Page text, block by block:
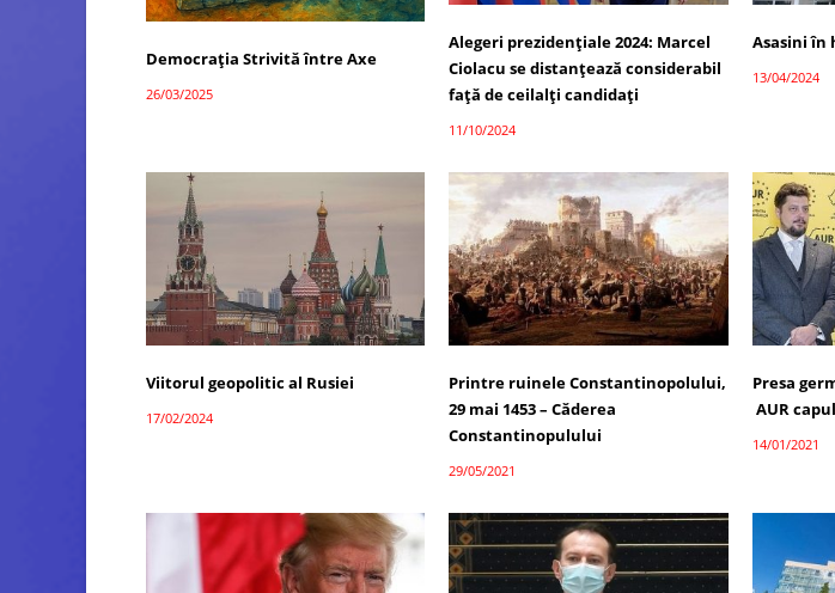
Democrația Strivită între Axe
26/03/2025
Alegeri prezidențiale 2024: Marcel
Ciolacu se distanțează considerabil
față de ceilalți candidați
11/10/2024
Asasini în
13/04/2024
Viitorul geopolitic al Rusiei
17/02/2024
Printre ruinele Constantinopolului,
29 mai 1453 – Căderea
Constantinopulului
29/05/2021
Presa
AUR
14/01/2021